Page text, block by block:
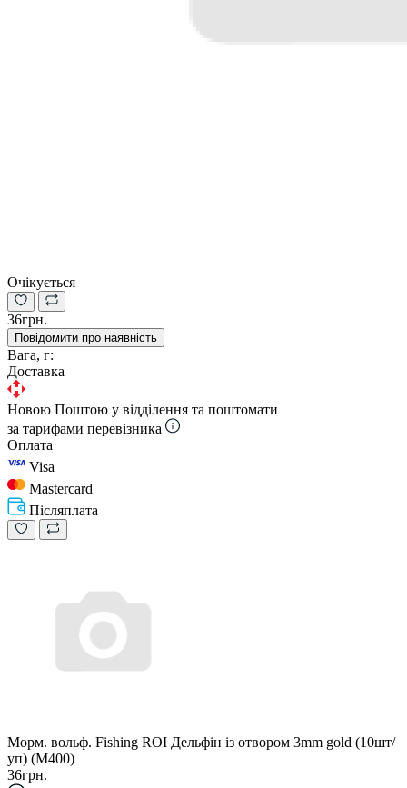
Очікується
36грн.
Повідомити про наявність
Вага, г:
Доставка
Новою Поштою у відділення та поштомати
за тарифами перевізника
Оплата
Visa
Mastercard
Післяплата
Морм. вольф. Fishing ROI Дельфін із отвором 3mm gold (10шт/
уп) (M400)
36грн.